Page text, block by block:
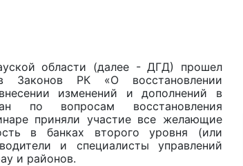
области (далее - ДГД) прошел
Законов РК «О восстановлении
изменений и дополнений в
по вопросам восстановления
приняли участие все желающие
в банках второго уровня (или
и специалисты управлений
и районов.